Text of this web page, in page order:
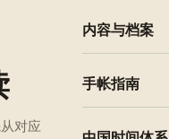
对应
内容与档案
手帐指南